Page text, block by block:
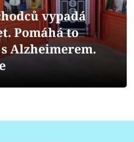
vypadá
Pomáhá to
Alzheimerem.